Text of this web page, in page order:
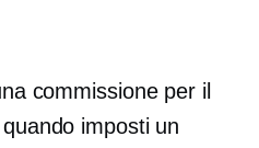
commissione per il
imposti un